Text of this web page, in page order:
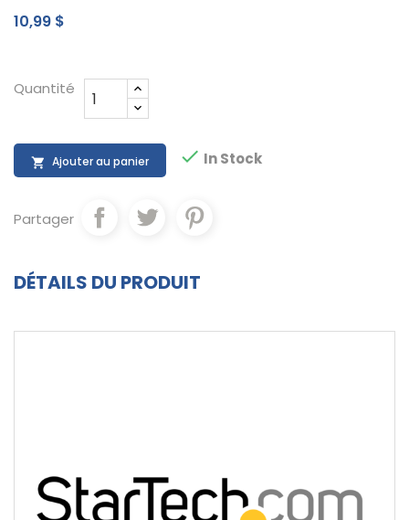
10,99 $
Quantité
 Ajouter au panier  In Stock
Partager
DÉTAILS DU PRODUIT